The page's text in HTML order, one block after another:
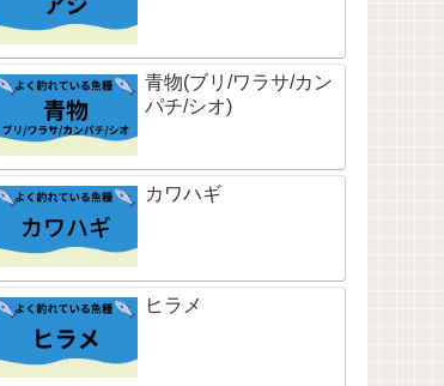
青物(ブリ/ワラサ/カン
パチ/シオ)
カワハギ
ヒラメ